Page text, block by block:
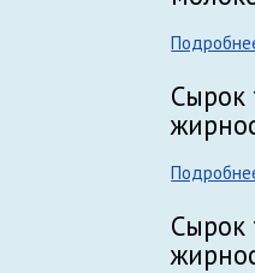
Сырок
Сырок